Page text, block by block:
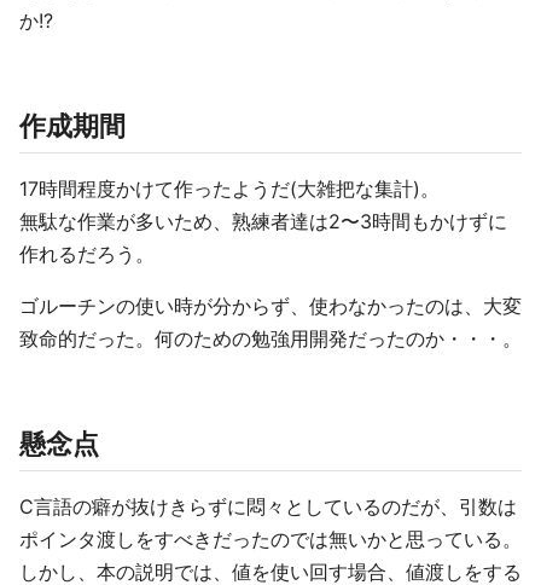
か!?
作成期間
17時間程度かけて作ったようだ(大雑把な集計)。
無駄な作業が多いため、熟練者達は2〜3時間もかけずに
作れるだろう。
ゴルーチンの使い時が分からず、使わなかったのは、大変
致命的だった。何のための勉強用開発だったのか・・・。
懸念点
C言語の癖が抜けきらずに悶々としているのだが、引数は
ポインタ渡しをすべきだったのでは無いかと思っている。
しかし、本の説明では、値を使い回す場合、値渡しをする